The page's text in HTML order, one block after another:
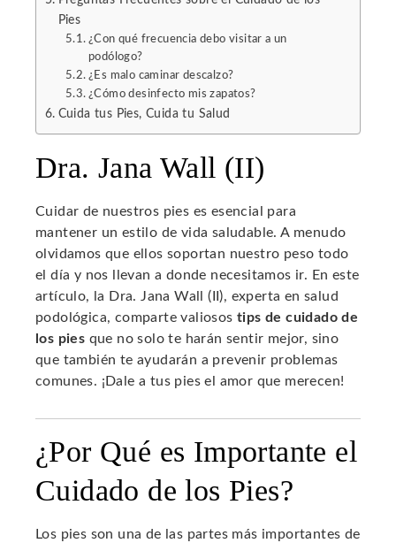
Pies
¿Con qué frecuencia debo visitar a un
podólogo?
¿Es malo caminar descalzo?
¿Cómo desinfecto mis zapatos?
Cuida tus Pies, Cuida tu Salud
Dra. Jana Wall (II)
Cuidar de nuestros pies es esencial para
mantener un estilo de vida saludable. A menudo
olvidamos que ellos soportan nuestro peso todo
el día y nos llevan a donde necesitamos ir. En este
artículo, la Dra. Jana Wall (II), experta en salud
podológica, comparte valiosos tips de cuidado de
los pies que no solo te harán sentir mejor, sino
que también te ayudarán a prevenir problemas
comunes. ¡Dale a tus pies el amor que merecen!
¿Por Qué es Importante el
Cuidado de los Pies?
Los pies son una de las partes más importantes de